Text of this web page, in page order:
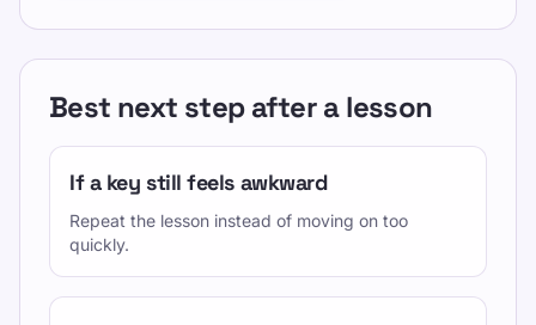
Best next step after a lesson
If a key still feels awkward
Repeat the lesson instead of moving on too
quickly.